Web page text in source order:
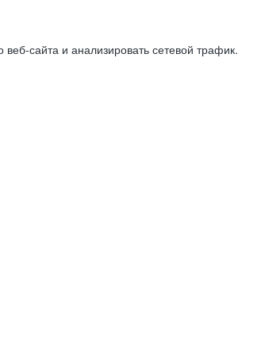
сайта и анализировать сетевой трафик.